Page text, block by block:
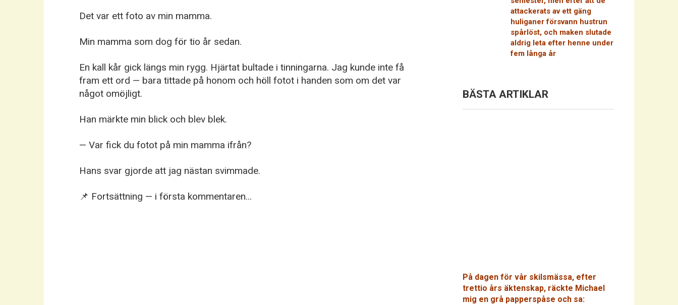
Det var ett foto av min mamma.
Min mamma som dog för tio år sedan.
En kall kår gick längs min rygg. Hjärtat bultade i tinningarna. Jag kunde inte få
fram ett ord — bara tittade på honom och höll fotot i handen som om det var
något omöjligt.
Han märkte min blick och blev blek.
— Var fick du fotot på min mamma ifrån?
Hans svar gjorde att jag nästan svimmade.
📌 Fortsättning — i första kommentaren…
attackerats av ett gäng
huliganer försvann hustrun
spårlöst, och maken slutade
aldrig leta efter henne under
fem långa år
BÄSTA ARTIKLAR
På dagen för vår skilsmässa, efter
trettio års äktenskap, räckte Michael
mig en grå papperspåse och sa: